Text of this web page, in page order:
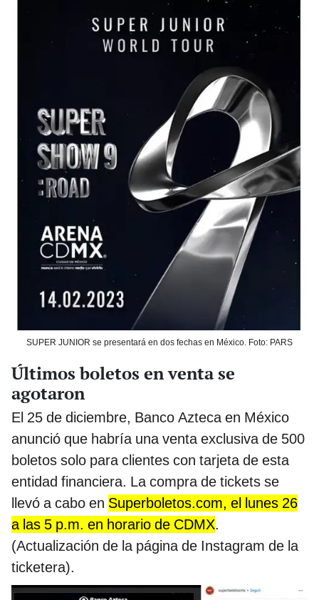
SUPER JUNIOR se presentará en dos fechas en México. Foto: PARS
Últimos boletos en venta se
agotaron
El 25 de diciembre, Banco Azteca en México
anunció que habría una venta exclusiva de 500
boletos solo para clientes con tarjeta de esta
entidad financiera. La compra de tickets se
llevó a cabo en Superboletos.com, el lunes 26
a las 5 p.m. en horario de CDMX.
(Actualización de la página de Instagram de la
ticketera).